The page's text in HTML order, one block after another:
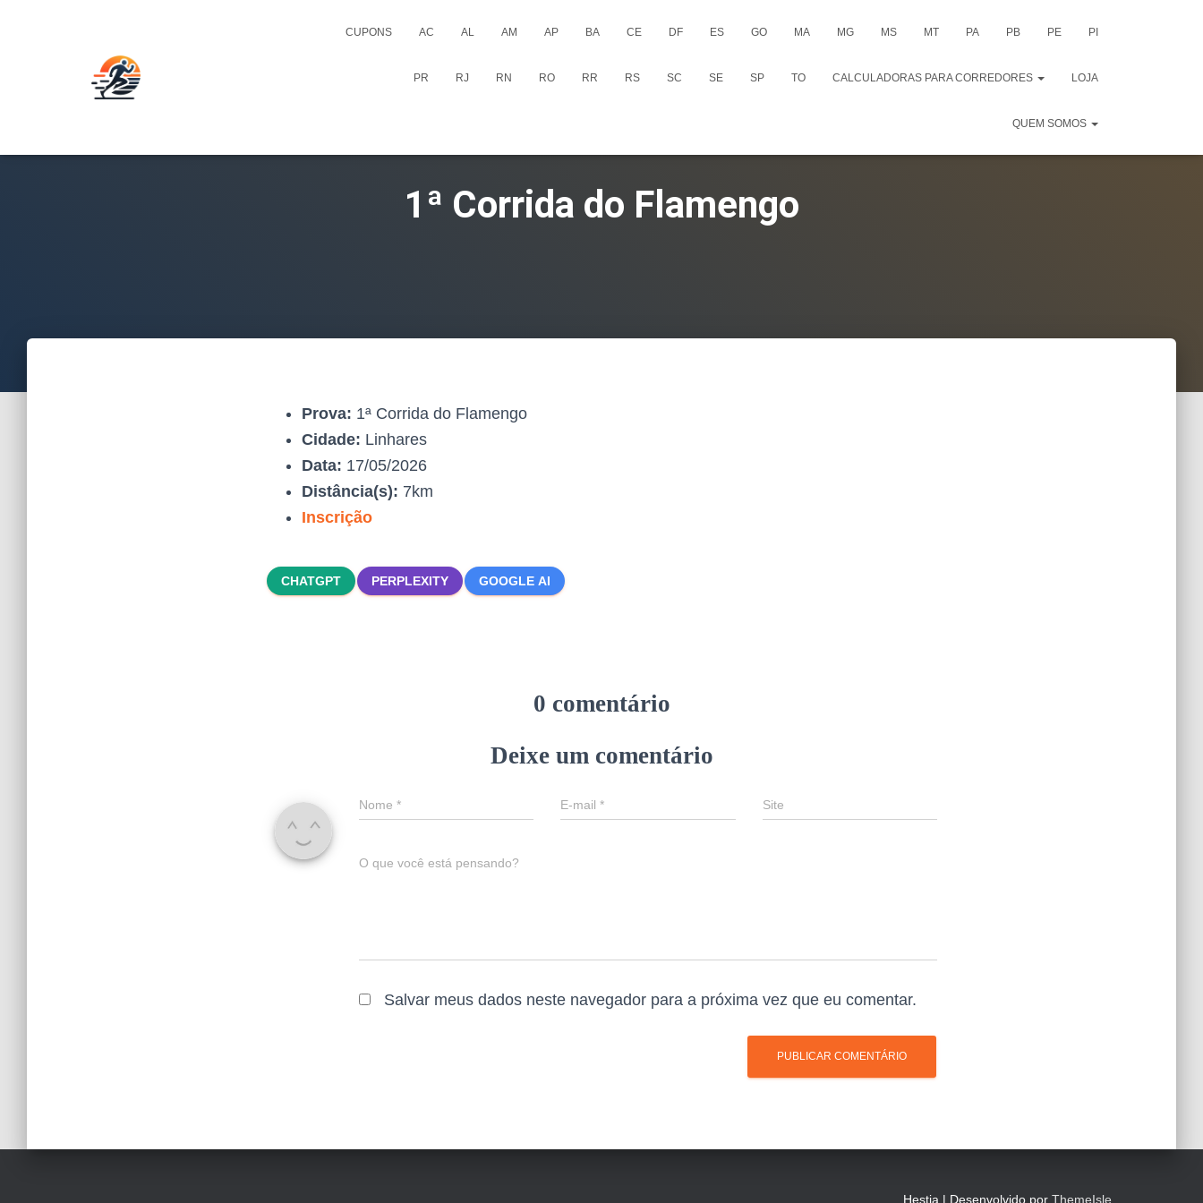
CUPONS AC AL AM AP BA CE DF ES GO MA MG MS MT PA PB PE PI
PR RJ RN RO RR RS SC SE SP TO CALCULADORAS PARA CORREDORES LOJA
QUEM SOMOS
1ª Corrida do Flamengo
Prova: 1ª Corrida do Flamengo
Cidade: Linhares
Data: 17/05/2026
Distância(s): 7km
Inscrição
CHATGPT PERPLEXITY GOOGLE AI
0 comentário
Deixe um comentário
Nome * E-mail* Site
O que você está pensando?
Salvar meus dados neste navegador para a próxima vez que eu comentar.
Hestia | Desenvolvido por ThemeIsle